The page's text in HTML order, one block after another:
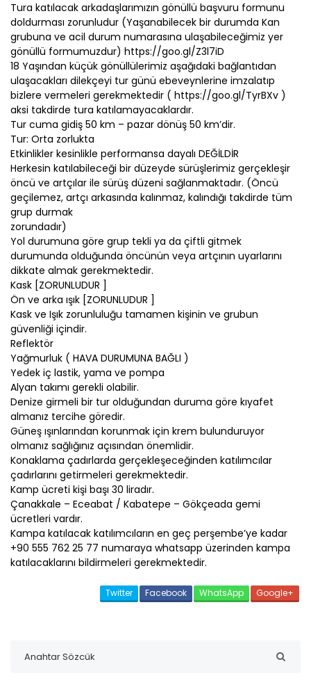
Tura katılacak arkadaşlarımızın gönüllü başvuru formunu
doldurması zorunludur (Yaşanabilecek bir durumda Kan
grubuna ve acil durum numarasına ulaşabileceğimiz yer
gönüllü formumuzdur) https://goo.gl/Z3l7iD
18 Yaşından küçük gönüllülerimiz aşağıdaki bağlantıdan
ulaşacakları dilekçeyi tur günü ebeveynlerine imzalatıp
bizlere vermeleri gerekmektedir ( https://goo.gl/TyrBXv )
aksi takdirde tura katılamayacaklardır.
Tur cuma gidiş 50 km – pazar dönüş 50 km’dir.
Tur: Orta zorlukta
Etkinlikler kesinlikle performansa dayalı DEĞİLDİR
Herkesin katılabileceği bir düzeyde sürüşlerimiz gerçekleşir
öncü ve artçılar ile sürüş düzeni sağlanmaktadır. (Öncü
geçilemez, artçı arkasında kalınmaz, kalındığı takdirde tüm
grup durmak
zorundadır)
Yol durumuna göre grup tekli ya da çiftli gitmek
durumunda olduğunda öncünün veya artçının uyarlarını
dikkate almak gerekmektedir.
Kask [ZORUNLUDUR ]
Ön ve arka ışık [ZORUNLUDUR ]
Kask ve Işık zorunluluğu tamamen kişinin ve grubun
güvenliği içindir.
Reflektör
Yağmurluk ( HAVA DURUMUNA BAĞLI )
Yedek iç lastik, yama ve pompa
Alyan takımı gerekli olabilir.
Denize girmeli bir tur olduğundan duruma göre kıyafet
almanız tercihe göredir.
Güneş ışınlarından korunmak için krem bulunduruyor
olmanız sağlığınız açısından önemlidir.
Konaklama çadırlarda gerçekleşeceğinden katılımcılar
çadırlarını getirmeleri gerekmektedir.
Kamp ücreti kişi başı 30 liradır.
Çanakkale – Eceabat / Kabatepe – Gökçeada gemi
ücretleri vardır.
Kampa katılacak katılımcıların en geç perşembe’ye kadar
+90 555 762 25 77​⁠​ numaraya whatsapp üzerinden kampa
katılacaklarını bildirmeleri gerekmektedir.
Twitter Facebook WhatsApp Google+